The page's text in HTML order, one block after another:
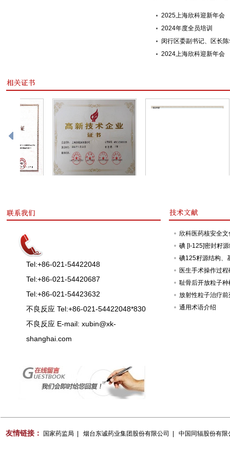
2025上海欣科迎新年会
2024年度全员培训
2024上海欣科迎新年会
Tel:+86-021-54422048
Tel:+86-021-54420687
Tel:+86-021-54423632
不良反应 Tel:+86-021-54422048*830
不良反应 E-mail: xubin@xk-
shanghai.com
欣科医药核安全
碘125籽源结构、
耻骨后开放粒子种
放射性粒子治疗前
通用术语介绍
友情链接： 国家药监局 烟台东诚药业集团股份有限公司 中国同辐股份有限